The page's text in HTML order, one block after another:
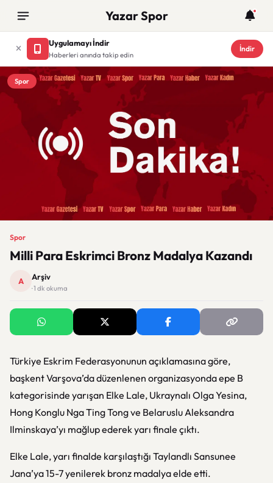
Yazar Spor
Uygulamayı İndir
Haberleri anında takip edin
İndir
Spor
Spor
Milli Para Eskrimci Bronz Madalya Kazandı
A Arşiv
· 1 dk okuma
Türkiye Eskrim Federasyonunun açıklamasına göre,
başkent Varşova’da düzenlenen organizasyonda epe B
kategorisinde yarışan Elke Lale, Ukraynalı Olga Yesina,
Hong Konglu Nga Ting Tong ve Belaruslu Aleksandra
Ilminskaya’yı mağlup ederek yarı finale çıktı.
Elke Lale, yarı finalde karşılaştığı Taylandlı Sansunee
Jana’ya 15-7 yenilerek bronz madalya elde etti.